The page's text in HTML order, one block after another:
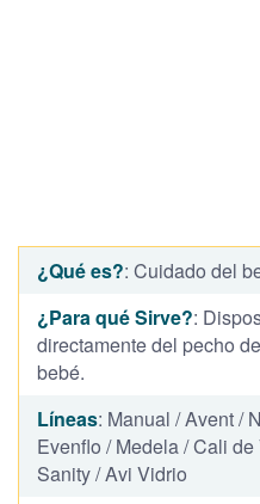
¿Qué es?: Cuidado del
¿Para qué Sirve?:
directamente del pecho
bebé.
Líneas: Manual / Avent /
Evenflo / Medela / Cali
Sanity / Avi Vidrio